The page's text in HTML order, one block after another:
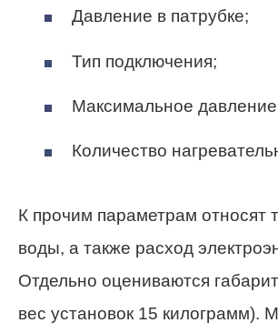
Давление в патрубке;
Тип подключения;
Максимальное
Количество
К прочим параметрам относят
воды, а также расход
Отдельно оцениваются
вес установок 15 килограмм).